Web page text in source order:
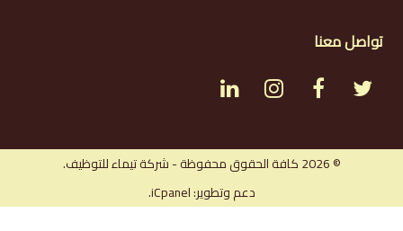
تواصل معنا
t
c
e
I
s
t
L
n
k
© 2026 كافة الحقوق محفوظة - شركة تيماء للتوظيف.
دعم وتطوير: iCpanel.